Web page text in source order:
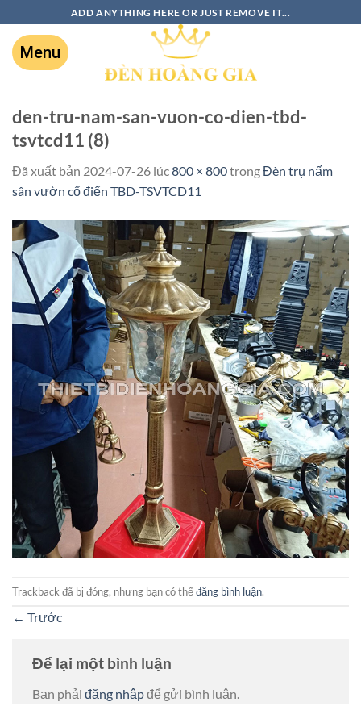
ADD ANYTHING HERE OR JUST REMOVE IT...
den-tru-nam-san-vuon-co-dien-tbd-
tsvtcd11 (8)
Đã xuất bản 2024-07-26 lúc800 × 800trongĐèn trụ nấm
sân vườn cổ điển TBD-TSVTCD11
Trackback đã bị đóng, nhưng bạn có thểđăng bình luận.
← Trước
Để lại một bình luận
Bạn phải đăng nhậpđể gửi bình luận.